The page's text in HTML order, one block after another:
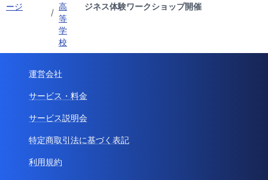
ージ
/
高
等
学
校
ジネス体験ワークショップ開催
運営会社
サービス・料金
サービス説明会
特定商取引法に基づく表記
利用規約